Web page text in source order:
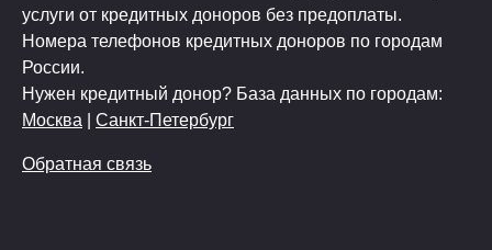
услуги от кредитных доноров без предоплаты.
Номера телефонов кредитных доноров по городам
России.
Нужен кредитный донор? База данных по городам:
Москва
Санкт-Петербург
Обратная связь